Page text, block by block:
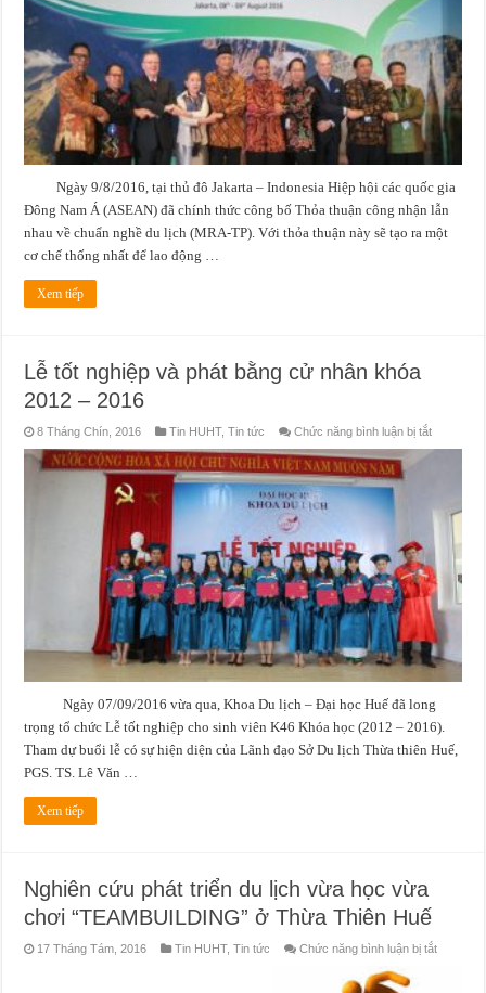
các
nước
nội
ASEAN
Cơ
hội
và
thách
thức
cho
sinh
du
lịch
Ngày 9/8/2016, tại thủ đô Jakarta – Indonesia Hiệp hội các quốc gia
Đông Nam Á (ASEAN) đã chính thức công bố Thỏa thuận công nhận lẫn
nhau về chuẩn nghề du lịch (MRA-TP). Với thỏa thuận này sẽ tạo ra một
cơ chế thống nhất để lao động …
Xem tiếp
Lễ tốt nghiệp và phát bằng cử nhân khóa
2012 – 2016
8 Tháng Chín, 2016 Tin HUHT,Tin tức Chức năng bình luận bị tắtở
bằng
nhân
khóa
2012
–
2016
Ngày 07/09/2016 vừa qua, Khoa Du lịch – Đại học Huế đã long
trọng tổ chức Lễ tốt nghiệp cho sinh viên K46 Khóa học (2012 – 2016).
Tham dự buổi lễ có sự hiện diện của Lãnh đạo Sở Du lịch Thừa thiên Huế,
PGS. TS. Lê Văn …
Xem tiếp
Nghiên cứu phát triển du lịch vừa học vừa
chơi “TEAMBUILDING” ở Thừa Thiên Huế
17 Tháng Tám, 2016 Tin HUHT,Tin tức Chức năng bình luận bị tắtở